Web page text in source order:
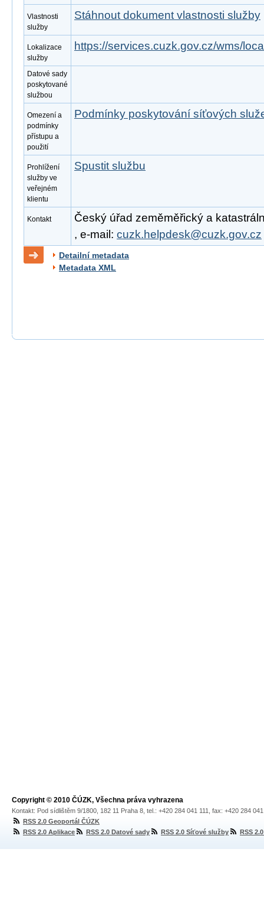
Vlastnosti
služby
Stáhnout dokument vlastnosti služby
Lokalizace
služby
https://services.cuzk.gov.cz/wms/
Datové sady
poskytované
službou
Omezení a
podmínky
přístupu a
použití
Podmínky poskytování síťových
Prohlížení
služby ve
veřejném
klientu
Spustit službu
Kontakt
Český úřad zeměměřický a
, e-mail: cuzk.helpdesk@cuzk.gov.cz
Detailní metadata
Metadata XML
Copyright © 2010 ČÚZK, Všechna práva vyhrazena
Kontakt: Pod sídlištěm 9/1800, 182 11 Praha 8, tel.: +420 284 041 111, fax: +420 284
RSS 2.0 Geoportál ČÚZK
RSS 2.0 Aplikace
RSS 2.0 Datové sady RSS 2.0 Síťové služby RSS